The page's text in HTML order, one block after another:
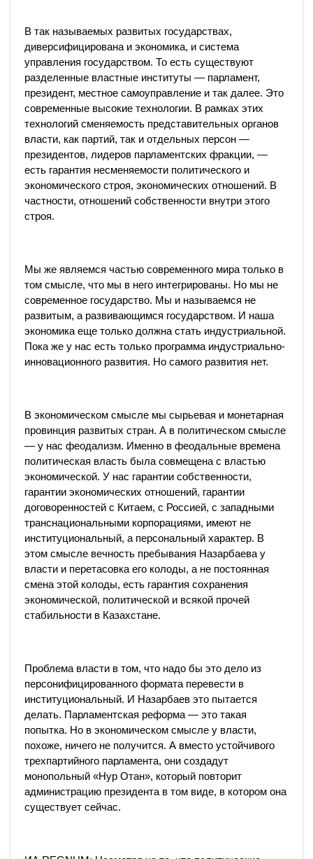
В так называемых развитых государствах,
диверсифицирована и экономика, и система
управления государством. То есть существуют
разделенные властные институты — парламент,
президент, местное самоуправление и так далее. Это
современные высокие технологии. В рамках этих
технологий сменяемость представительных органов
власти, как партий, так и отдельных персон —
президентов, лидеров парламентских фракции, —
есть гарантия несменяемости политического и
экономического строя, экономических отношений. В
частности, отношений собственности внутри этого
строя.
Мы же являемся частью современного мира только в
том смысле, что мы в него интегрированы. Но мы не
современное государство. Мы и называемся не
развитым, а развивающимся государством. И наша
экономика еще только должна стать индустриальной.
Пока же у нас есть только программа индустриально-
инновационного развития. Но самого развития нет.
В экономическом смысле мы сырьевая и монетарная
провинция развитых стран. А в политическом смысле
— у нас феодализм. Именно в феодальные времена
политическая власть была совмещена с властью
экономической. У нас гарантии собственности,
гарантии экономических отношений, гарантии
договоренностей с Китаем, с Россией, с западными
транснациональными корпорациями, имеют не
институциональный, а персональный характер. В
этом смысле вечность пребывания Назарбаева у
власти и перетасовка его колоды, а не постоянная
смена этой колоды, есть гарантия сохранения
экономической, политической и всякой прочей
стабильности в Казахстане.
Проблема власти в том, что надо бы это дело из
персонифицированного формата перевести в
институциональный. И Назарбаев это пытается
делать. Парламентская реформа — это такая
попытка. Но в экономическом смысле у власти,
похоже, ничего не получится. А вместо устойчивого
трехпартийного парламента, они создадут
монопольный «Нур Отан», который повторит
администрацию президента в том виде, в котором она
существует сейчас.